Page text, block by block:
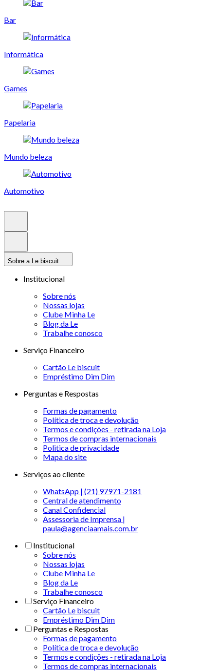
Bar
Informática
Games
Papelaria
Mundo beleza
Automotivo
Sobre a Le biscuit
Institucional
Sobre nós
Nossas lojas
Clube Minha Le
Blog da Le
Trabalhe conosco
Serviço Financeiro
Cartão Le biscuit
Empréstimo Dim Dim
Perguntas e Respostas
Formas de pagamento
Política de troca e devolução
Termos e condições - retirada na Loja
Termos de compras internacionais
Politica de privacidade
Mapa do site
Serviços ao cliente
WhatsApp | (21) 97971-2181
Central de atendimento
Canal Confidencial
Assessoria de Imprensa |
paula@agenciaamais.com.br
Institucional
Sobre nós
Nossas lojas
Clube Minha Le
Blog da Le
Trabalhe conosco
Serviço Financeiro
Cartão Le biscuit
Empréstimo Dim Dim
Perguntas e Respostas
Formas de pagamento
Política de troca e devolução
Termos e condições - retirada na Loja
Termos de compras internacionais